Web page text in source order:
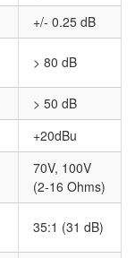
+/- 0.25 dB
> 80 dB
> 50 dB
+20dBu
70V, 100V
(2-16 Ohms)
35:1 (31 dB)